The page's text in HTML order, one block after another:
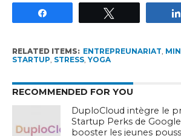
RELATED ITEMS: ENTREPREUNARIAT
STARTUP STRESS, YOGA
RECOMMENDED FOR YOU
DuploCloud intègre le
Startup Perks de
booster les jeunes